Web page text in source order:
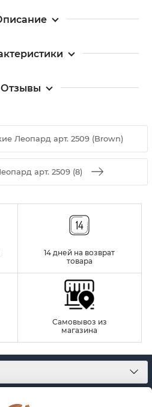
Отзывы
Леопард арт. 2509 (Brown)
арт. 2509 (8)
14 дней на возврат
товара
Самовывоз из
магазина